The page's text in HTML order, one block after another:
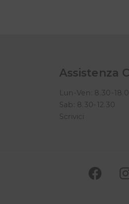
Assistenza
Lun-Ven: 8.30-
Sab: 8.30-12.30
Scrivici